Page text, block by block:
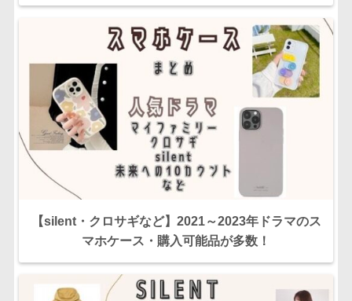
【silent・クロサギなど】2021～2023年ドラマのス
マホケース・購入可能品が多数！